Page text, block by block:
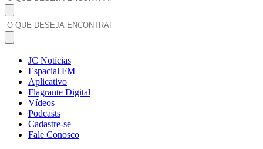
JC Notícias
Espacial FM
Aplicativo
Flagrante Digital
Vídeos
Podcasts
Cadastre-se
Fale Conosco